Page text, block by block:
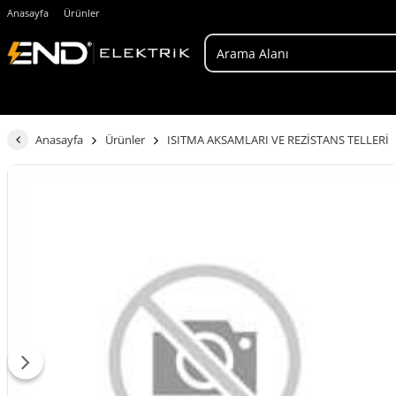
Anasayfa Ürünler
Anasayfa Ürünler ISITMA AKSAMLARI VE REZİSTANS TELLERİ